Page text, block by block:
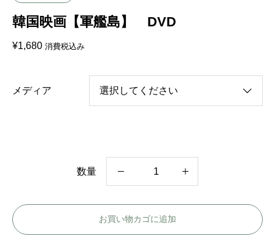
韓国映画【軍艦島】 DVD
¥1,680 消費税込み
メディア
数量
映
お買い物カゴに追加